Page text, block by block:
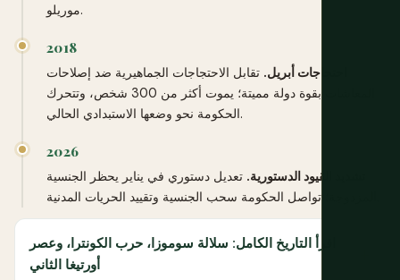
موريلو.
2018
احتجاجات أبريل. تقابل الاحتجاجات الجماهيرية ضد إصلاحات
المعاشات بقوة دولة مميتة؛ يموت أكثر من 300 شخص، وتتحرك
الحكومة نحو وضعها الاستبدادي الحالي.
2026
تشديد القيود الدستورية. تعديل دستوري في يناير يحظر الجنسية
اقرأ التاريخ الكامل: سلالة سوموزا، حرب الكونترا، وعصر
أورتيغا الثاني